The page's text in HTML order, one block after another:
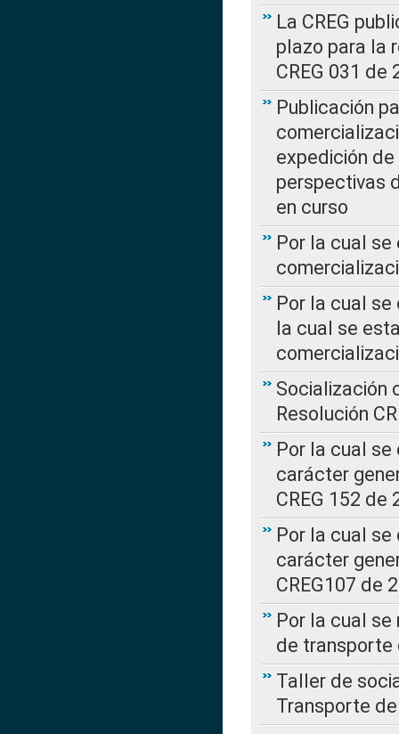
La CREG
plazo para la
CREG 031 de
Publicación
expedición de
perspectivas
en curso
Por la cual
Por la cual se
la cual se
Socialización
Resolución
Por la cual
carácter
CREG 152 de
Por la cual
carácter
CREG107 de
Por la cual
de transporte
Taller de
Transporte